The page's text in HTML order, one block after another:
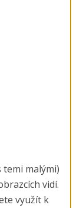
malými)
vidí.
využít k